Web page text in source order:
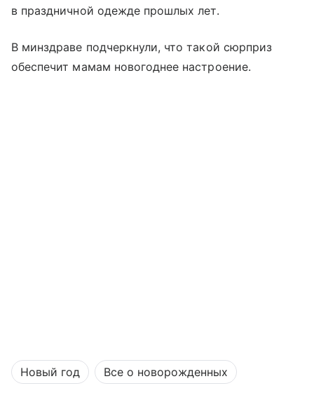
в праздничной одежде прошлых лет.
В минздраве подчеркнули, что такой сюрприз
обеспечит мамам новогоднее настроение.
Новый год Все о новорожденных